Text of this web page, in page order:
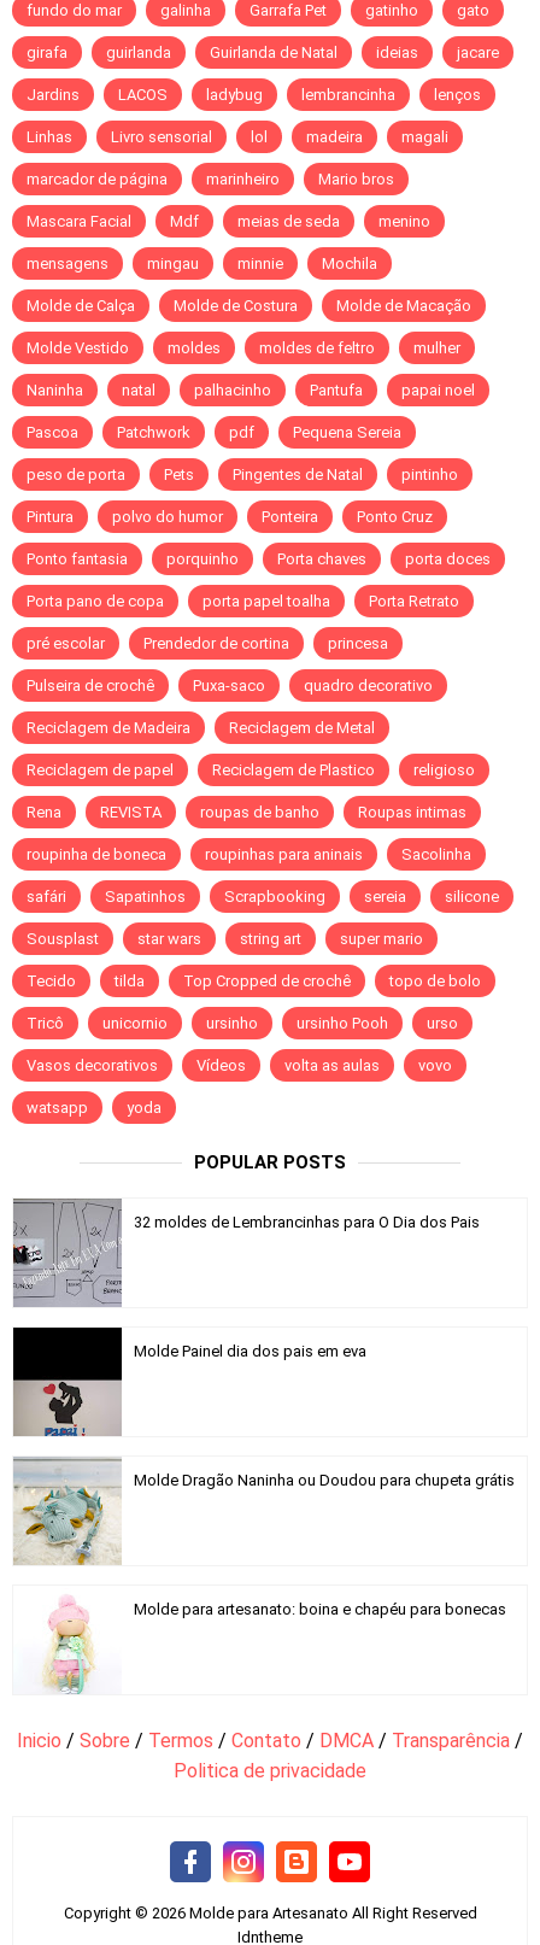
fundo do mar galinha Garrafa Pet gatinho gato
girafa guirlanda Guirlanda de Natal ideias jacare
Jardins LACOS ladybug lembrancinha lenços
Linhas Livro sensorial lol madeira magali
marcador de página marinheiro Mario bros
Mascara Facial Mdf meias de seda menino
mensagens mingau minnie Mochila
Molde de Calça Molde de Costura Molde de Macação
Molde Vestido moldes moldes de feltro mulher
Naninha natal palhacinho Pantufa papai noel
Pascoa Patchwork pdf Pequena Sereia
peso de porta Pets Pingentes de Natal pintinho
Pintura polvo do humor Ponteira Ponto Cruz
Ponto fantasia porquinho Porta chaves porta doces
Porta pano de copa porta papel toalha Porta Retrato
pré escolar Prendedor de cortina princesa
Pulseira de crochê Puxa-saco quadro decorativo
Reciclagem de Madeira Reciclagem de Metal
Reciclagem de papel Reciclagem de Plastico religioso
Rena REVISTA roupas de banho Roupas intimas
roupinha de boneca roupinhas para aninais Sacolinha
safári Sapatinhos Scrapbooking sereia silicone
Sousplast star wars string art super mario
Tecido tilda Top Cropped de crochê topo de bolo
Tricô unicornio ursinho ursinho Pooh urso
Vasos decorativos Vídeos volta as aulas vovo
watsapp yoda
POPULAR POSTS
32 moldes de Lembrancinhas para O Dia dos Pais
Molde Painel dia dos pais em eva
Molde Dragão Naninha ou Doudou para chupeta grátis
Molde para artesanato: boina e chapéu para bonecas
Inicio / Sobre / Termos / Contato / DMCA / Transparência /
Politica de privacidade
Copyright © 2026 Molde para Artesanato All Right Reserved
Idntheme